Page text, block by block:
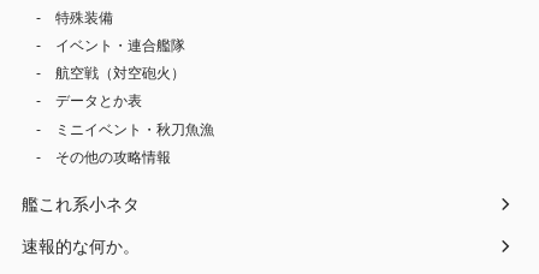
特殊装備
イベント・連合艦隊
航空戦（対空砲火）
データとか表
ミニイベント・秋刀魚漁
その他の攻略情報
艦これ系小ネタ
速報的な何か。